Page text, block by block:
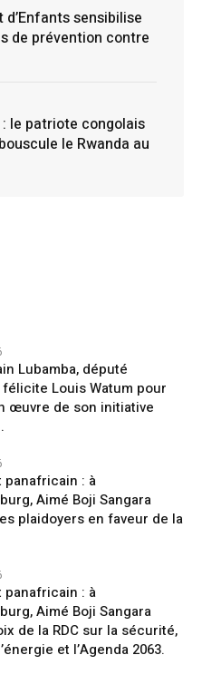
d’Enfants sensibilise
de prévention contre
le patriote congolais
le Rwanda au
Lubamba, député
Louis Watum pour
œuvre de son initiative
panafricain : à
Aimé Boji Sangara
plaidoyers en faveur de la
panafricain : à
Aimé Boji Sangara
de la RDC sur la sécurité,
et l’Agenda 2063.